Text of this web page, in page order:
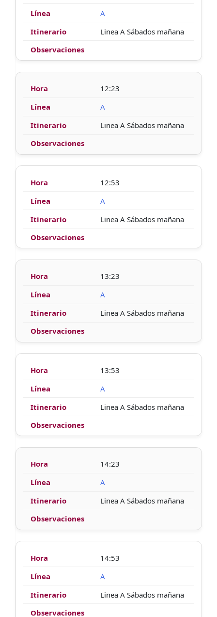
A
Linea A Sábados mañana
12:23
A
Linea A Sábados mañana
12:53
A
Linea A Sábados mañana
13:23
A
Linea A Sábados mañana
13:53
A
Linea A Sábados mañana
14:23
A
Linea A Sábados mañana
14:53
A
Linea A Sábados mañana